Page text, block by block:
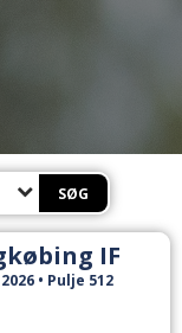
IF
• Pulje 512